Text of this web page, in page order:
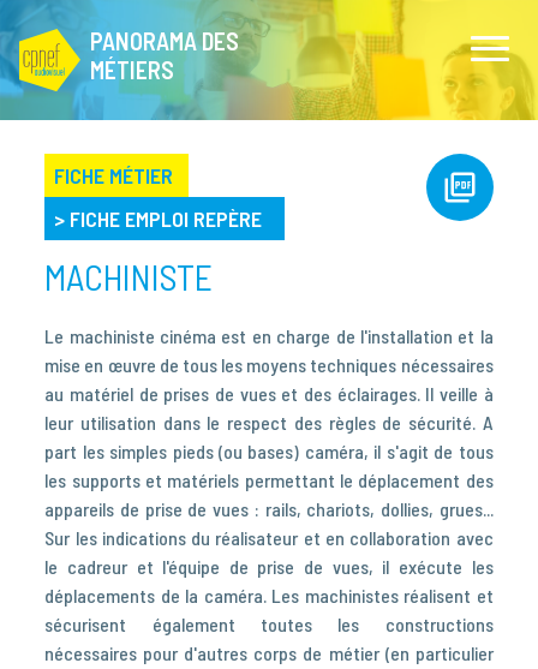
FICHE MÉTIER
> FICHE EMPLOI REPÈRE
MACHINISTE
Le machiniste cinéma est en charge de l'installation et la
mise en œuvre de tous les moyens techniques nécessaires
au matériel de prises de vues et des éclairages. Il veille à
leur utilisation dans le respect des règles de sécurité. A
part les simples pieds (ou bases) caméra, il s'agit de tous
les supports et matériels permettant le déplacement des
appareils de prise de vues : rails, chariots, dollies, grues...
Sur les indications du réalisateur et en collaboration avec
le cadreur et l'équipe de prise de vues, il exécute les
déplacements de la caméra. Les machinistes réalisent et
sécurisent également toutes les constructions
nécessaires pour d'autres corps de métier (en particulier
PANORAMA DES
MÉTIERS